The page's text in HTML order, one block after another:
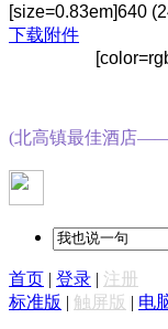
[size=0.83em]640
下载附件
(北高镇最佳酒店
首页 | 登录 | 注册
标准版 | 触屏版 | 电